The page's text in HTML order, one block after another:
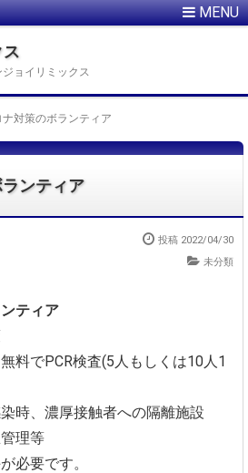
ョイリミックス
対策のボランティア
ンティア
投稿 2022/04/30
未分類
ティア
料でPCR検査(5人もしくは10人1
時、濃厚接触者への隔離施設
理等
必要です。